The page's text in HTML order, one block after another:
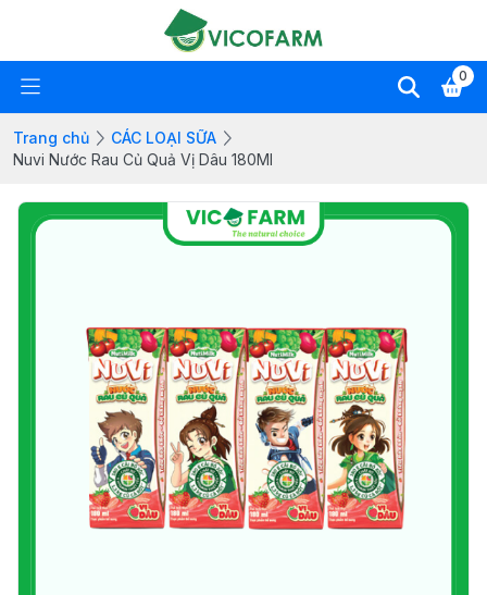
0
Trang chủ
CÁC LOẠI SỮA
Nuvi Nước Rau Củ Quả Vị Dâu 180Ml